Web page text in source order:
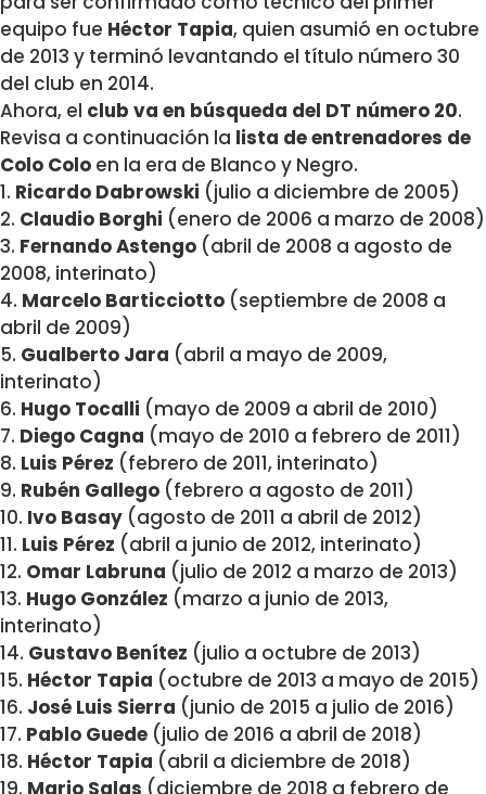
equipo fue Héctor Tapia, quien asumió en octubre
de 2013 y terminó levantando el título número 30
del club en 2014.
Ahora, el club va en búsqueda del DT número 20.
Revisa a continuación la lista de entrenadores de
Colo Colo en la era de Blanco y Negro.
1. Ricardo Dabrowski (julio a diciembre de 2005)
2. Claudio Borghi (enero de 2006 a marzo de 2008)
3. Fernando Astengo (abril de 2008 a agosto de
2008, interinato)
4. Marcelo Barticciotto (septiembre de 2008 a
abril de 2009)
5. Gualberto Jara (abril a mayo de 2009,
interinato)
6. Hugo Tocalli (mayo de 2009 a abril de 2010)
7. Diego Cagna (mayo de 2010 a febrero de 2011)
8. Luis Pérez (febrero de 2011, interinato)
9. Rubén Gallego (febrero a agosto de 2011)
10. Ivo Basay (agosto de 2011 a abril de 2012)
11. Luis Pérez (abril a junio de 2012, interinato)
12. Omar Labruna (julio de 2012 a marzo de 2013)
13. Hugo González (marzo a junio de 2013,
interinato)
14. Gustavo Benítez (julio a octubre de 2013)
15. Héctor Tapia (octubre de 2013 a mayo de 2015)
16. José Luis Sierra (junio de 2015 a julio de 2016)
17. Pablo Guede (julio de 2016 a abril de 2018)
18. Héctor Tapia (abril a diciembre de 2018)
19. Mario Salas (diciembre de 2018 a febrero de